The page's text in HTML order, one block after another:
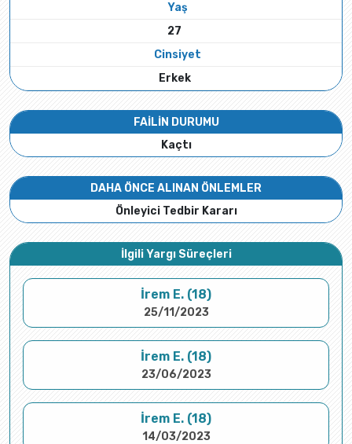
Yaş
27
Cinsiyet
Erkek
FAİLİN DURUMU
Kaçtı
DAHA ÖNCE ALINAN ÖNLEMLER
Önleyici Tedbir Kararı
İlgili Yargı Süreçleri
İrem E. (18)
25/11/2023
İrem E. (18)
23/06/2023
İrem E. (18)
14/03/2023